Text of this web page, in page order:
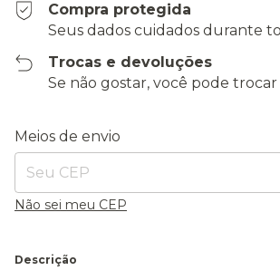
Compra protegida
Seus dados cuidados durante
Trocas e devoluções
Se não gostar, você pode
Entregas para o CEP:
Meios de envio
Não sei meu CEP
Descrição